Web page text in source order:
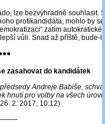
lze bezvýhradně souhlasit.
protikandidáta, mohlo by
zatím
vůli. Snad až příště,
zasahovat do kandidátek
Andreje Babiše,
hnutí pro volby na všech
2. 2017, 10:12)